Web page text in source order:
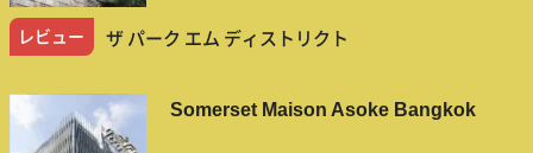
レビュー ザ パーク エム ディストリクト
Somerset Maison Asoke Bangkok